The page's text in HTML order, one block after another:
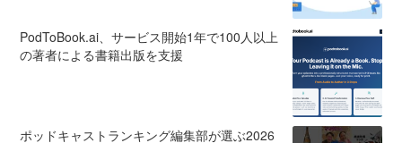
PodToBook.ai、サービス開始1年で100人以上
の著者による書籍出版を支援
ポッドキャストランキング編集部が選ぶ2026